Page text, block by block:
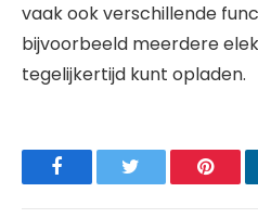
vaak ook verschillende
bijvoorbeeld meerdere
tegelijkertijd kunt opladen.
Facebook